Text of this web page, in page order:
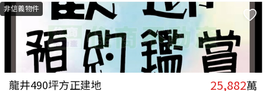
非信義物件
龍井490坪方正建地 25,882萬